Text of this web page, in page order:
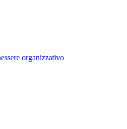
organizzativo